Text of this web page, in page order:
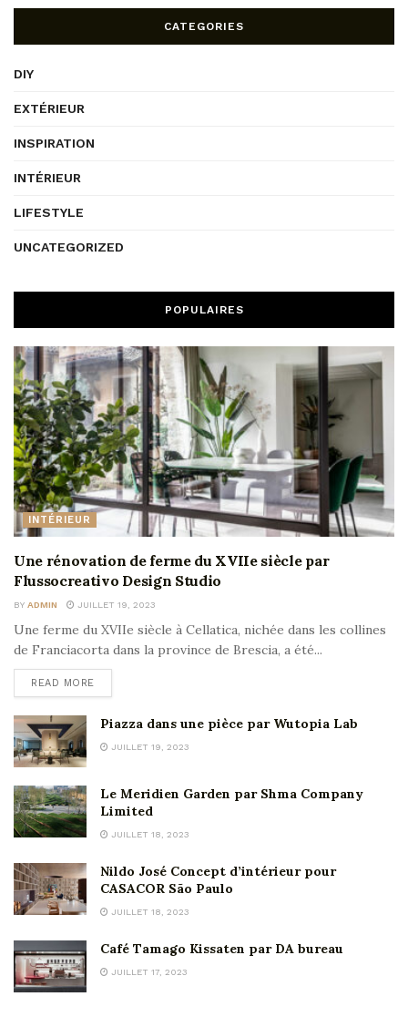
CATEGORIES
DIY
EXTÉRIEUR
INSPIRATION
INTÉRIEUR
LIFESTYLE
UNCATEGORIZED
POPULAIRES
INTÉRIEUR
Une rénovation de ferme du XVIIe siècle par
Flussocreativo Design Studio
BY ADMIN JUILLET 19, 2023
Une ferme du XVIIe siècle à Cellatica, nichée dans les collines
de Franciacorta dans la province de Brescia, a été...
READ MORE
Piazza dans une pièce par Wutopia Lab
JUILLET 19, 2023
Le Meridien Garden par Shma Company
Limited
JUILLET 18, 2023
Nildo José Concept d’intérieur pour
CASACOR São Paulo
JUILLET 18, 2023
Café Tamago Kissaten par DA bureau
JUILLET 17, 2023